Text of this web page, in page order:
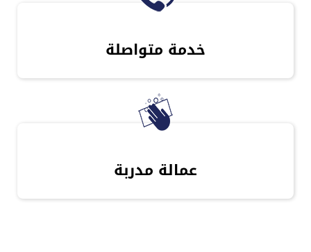
خدمة متواصلة
عمالة مدربة